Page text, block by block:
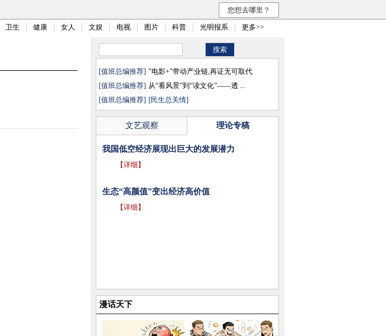
您想去哪里？
卫生 健康 女人 文娱 电视 图片 科普 光明报系 更多>>
[值班总编推荐] "电影+"带动产业链,再证无可取代
[值班总编推荐] 从“看风景”到“读文化”——透 ...
[值班总编推荐] [民生总关情]
文艺观察 理论专稿
我国低空经济展现出巨大的发展潜力
【详细】
生态“高颜值”变出经济高价值
【详细】
漫话天下